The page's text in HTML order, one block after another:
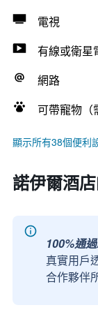
電視
有線或衛星
網路
可帶寵物（
顯示所有38個便利
諾伊爾酒
100%通
真實用戶
合作夥伴